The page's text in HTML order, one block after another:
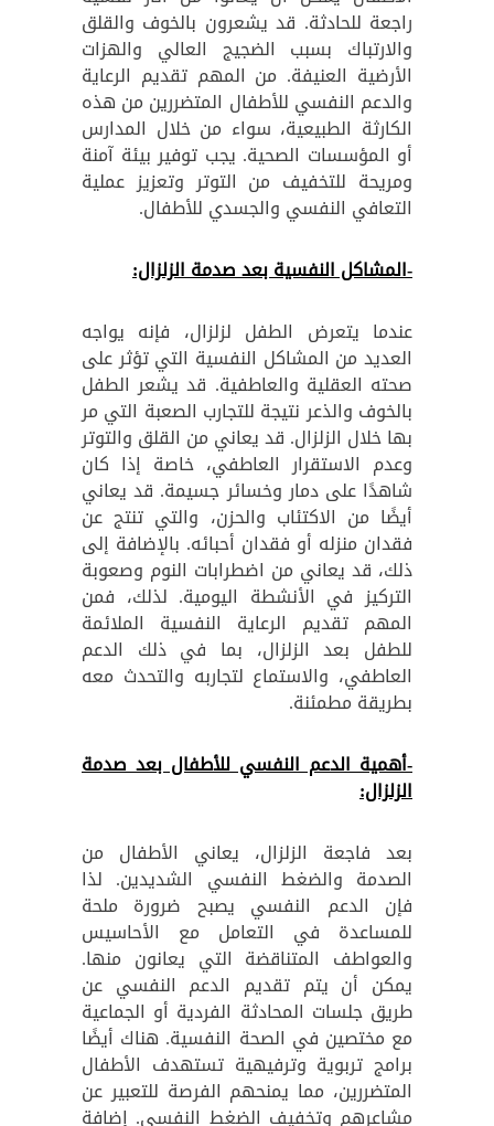
راجعة للحادثة. قد يشعرون بالخوف والقلق
والارتباك بسبب الضجيج العالي والهزات
الأرضية العنيفة. من المهم تقديم الرعاية
والدعم النفسي للأطفال المتضررين من هذه
الكارثة الطبيعية، سواء من خلال المدارس
أو المؤسسات الصحية. يجب توفير بيئة آمنة
ومريحة للتخفيف من التوتر وتعزيز عملية
التعافي النفسي والجسدي للأطفال.
-المشاكل النفسية بعد صدمة الزلزال:
عندما يتعرض الطفل لزلزال، فإنه يواجه
العديد من المشاكل النفسية التي تؤثر على
صحته العقلية والعاطفية. قد يشعر الطفل
بالخوف والذعر نتيجة للتجارب الصعبة التي مر
بها خلال الزلزال. قد يعاني من القلق والتوتر
وعدم الاستقرار العاطفي، خاصة إذا كان
شاهدًا على دمار وخسائر جسيمة. قد يعاني
أيضًا من الاكتئاب والحزن، والتي تنتج عن
فقدان منزله أو فقدان أحبائه. بالإضافة إلى
ذلك، قد يعاني من اضطرابات النوم وصعوبة
التركيز في الأنشطة اليومية. لذلك، فمن
المهم تقديم الرعاية النفسية الملائمة
للطفل بعد الزلزال، بما في ذلك الدعم
العاطفي، والاستماع لتجاربه والتحدث معه
بطريقة مطمئنة.
-أهمية الدعم النفسي للأطفال بعد صدمة
الزلزال:
بعد فاجعة الزلزال، يعاني الأطفال من
الصدمة والضغط النفسي الشديدين. لذا
فإن الدعم النفسي يصبح ضرورة ملحة
للمساعدة في التعامل مع الأحاسيس
والعواطف المتناقضة التي يعانون منها.
يمكن أن يتم تقديم الدعم النفسي عن
طريق جلسات المحادثة الفردية أو الجماعية
مع مختصين في الصحة النفسية. هناك أيضًا
برامج تربوية وترفيهية تستهدف الأطفال
المتضررين، مما يمنحهم الفرصة للتعبير عن
مشاعرهم وتخفيف الضغط النفسي. إضافة